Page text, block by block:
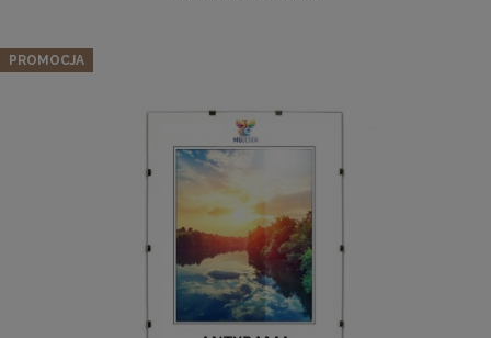
Panel ścienny 120 x 15 cm tapicerowany 3D Wezgłowie
46,99 zł
Cena regularna:
Najniższa cena:
DO KOSZYKA
PROMOCJA